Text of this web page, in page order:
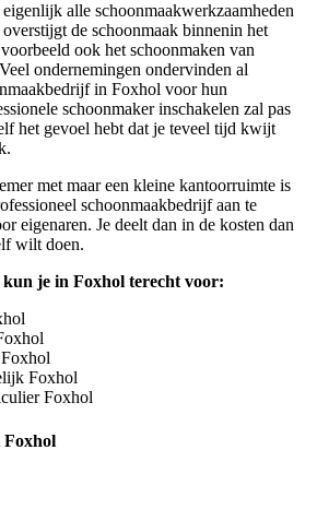
alle schoonmaakwerkzaamheden
de schoonmaak binnenin het
ook het schoonmaken van
ondernemingen ondervinden al
in Foxhol voor hun
schoonmaker inschakelen zal pas
het gevoel hebt dat je teveel tijd kwijt
met maar een kleine kantoorruimte is
schoonmaakbedrijf aan te
eigenaren. Je deelt dan in de kosten dan
wilt doen.
je in Foxhol terecht voor:
Foxhol
Foxhol
Foxhol